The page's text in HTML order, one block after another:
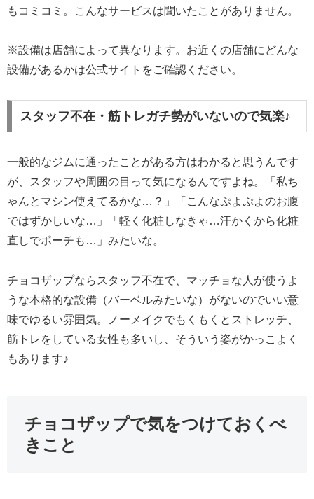
もコミコミ。こんなサービスは聞いたことがありません。
※設備は店舗によって異なります。お近くの店舗にどんな
設備があるかは公式サイトをご確認ください。
スタッフ不在・筋トレガチ勢がいないので気楽♪
一般的なジムに通ったことがある方はわかると思うんです
が、スタッフや周囲の目って気になるんですよね。「私ち
ゃんとマシン使えてるかな…？」「こんなぷよぷよのお腹
ではずかしいな…」「軽く化粧しなきゃ…汗かくから化粧
直しでポーチも…」みたいな。
チョコザップならスタッフ不在で、マッチョな人が使うよ
うな本格的な設備（バーベルみたいな）がないのでいい意
味でゆるい雰囲気。ノーメイクでもくもくとストレッチ、
筋トレをしている女性も多いし、そういう姿がかっこよく
もあります♪
チョコザップで気をつけておくべ
きこと